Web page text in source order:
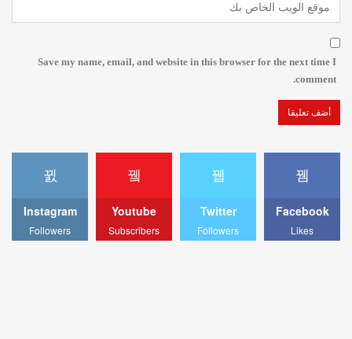
Save my name, email, and website in this browser for the next time I
comment.
Facebook
Likes
Twitter
Followers
Youtube
Subscribers
Instagram
Followers